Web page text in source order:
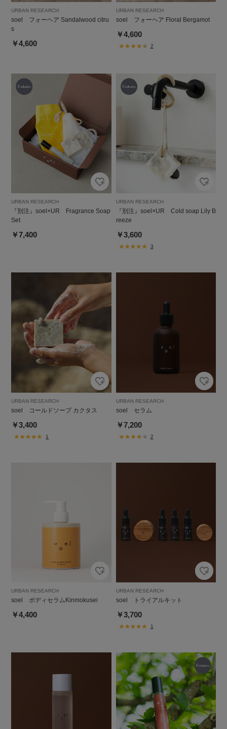
URBAN RESEARCH
soel フォーヘア Sandalwood citru
s
￥4,600
URBAN RESEARCH
soel フォーヘア Floral Bergamot
￥4,600
2
URBAN RESEARCH
『別注』soel×UR Fragrance Soap
Set
￥7,400
URBAN RESEARCH
『別注』soel×UR Cold soap Lily B
reeze
￥3,600
3
URBAN RESEARCH
soel コールドソープ カクタス
￥3,400
1
URBAN RESEARCH
soel セラム
￥7,200
2
URBAN RESEARCH
soel ボディセラムKinmokusei
￥4,400
URBAN RESEARCH
soel トライアルキット
￥3,700
1